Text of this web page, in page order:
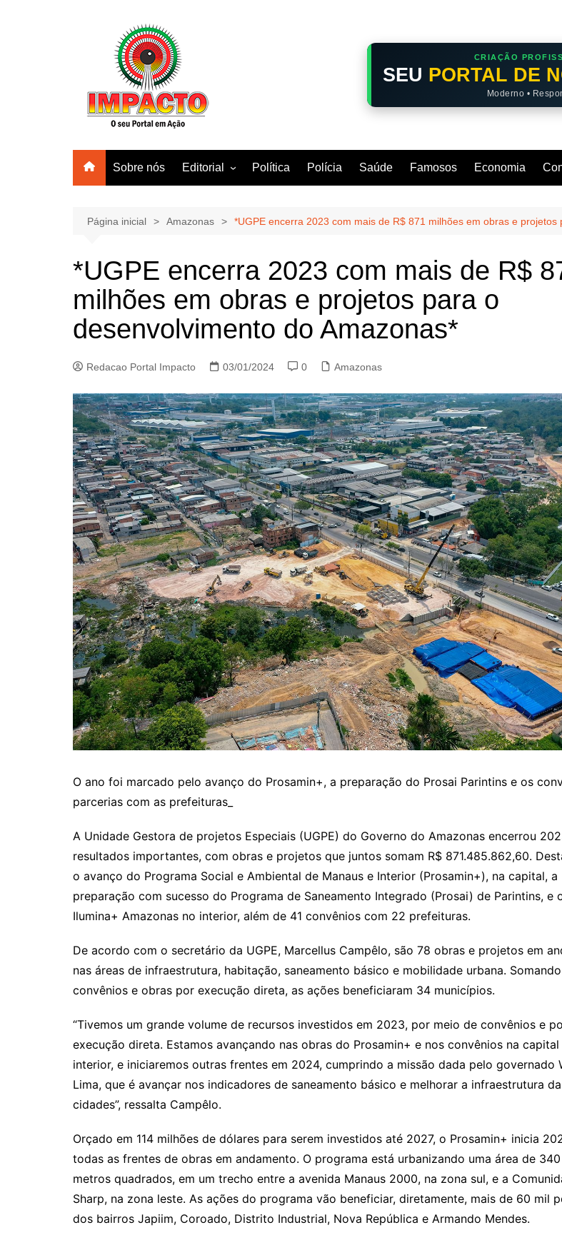
CRIAÇÃO
SEU PORTAL DE
Moderno •
Sobre nós Editorial
Manaus
Mundo
Política Polícia Saúde Famosos Economia
Página inicial Amazonas *UGPE encerra 2023 com mais de R$ 871 milhões em obras e
*UGPE encerra 2023 com mais de R$
milhões em obras e projetos para o
desenvolvimento do Amazonas*
Redacao Portal Impacto 03/01/2024 0 Amazonas
O ano foi marcado pelo avanço do Prosamin+, a preparação do Prosai Parintins e os
parcerias com as prefeituras_
A Unidade Gestora de projetos Especiais (UGPE) do Governo do Amazonas encerrou
resultados importantes, com obras e projetos que juntos somam R$ 871.485.862,60.
o avanço do Programa Social e Ambiental de Manaus e Interior (Prosamin+), na capital, a
preparação com sucesso do Programa de Saneamento Integrado (Prosai) de Parintins, e
Ilumina+ Amazonas no interior, além de 41 convênios com 22 prefeituras.
De acordo com o secretário da UGPE, Marcellus Campêlo, são 78 obras e projetos em
nas áreas de infraestrutura, habitação, saneamento básico e mobilidade urbana. Somando
convênios e obras por execução direta, as ações beneficiaram 34 municípios.
“Tivemos um grande volume de recursos investidos em 2023, por meio de convênios e
execução direta. Estamos avançando nas obras do Prosamin+ e nos convênios na capital
interior, e iniciaremos outras frentes em 2024, cumprindo a missão dada pelo governado
Lima, que é avançar nos indicadores de saneamento básico e melhorar a infraestrutura
cidades”, ressalta Campêlo.
Orçado em 114 milhões de dólares para serem investidos até 2027, o Prosamin+ inicia
todas as frentes de obras em andamento. O programa está urbanizando uma área de
metros quadrados, em um trecho entre a avenida Manaus 2000, na zona sul, e a
Sharp, na zona leste. As ações do programa vão beneficiar, diretamente, mais de 60 mil
dos bairros Japiim, Coroado, Distrito Industrial, Nova República e Armando Mendes.